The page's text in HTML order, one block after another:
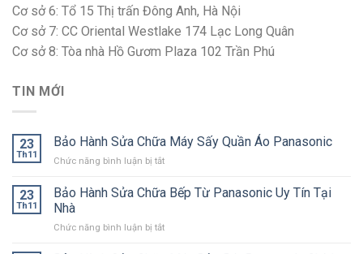
Cơ sở 6: Tổ 15 Thị trấn Đông Anh, Hà Nội
Cơ sở 7: CC Oriental Westlake 174 Lạc Long Quân
Cơ sở 8: Tòa nhà Hồ Gươm Plaza 102 Trần Phú
TIN MỚI
23
Th11
Bảo Hành Sửa Chữa Máy Sấy Quần Áo Panasonic
Chức năng bình luận bị tắtở
Hành
Máy
23
Th11
Bảo Hành Sửa Chữa Bếp Từ Panasonic Uy Tín Tại
Nhà
Chức năng bình luận bị tắtở